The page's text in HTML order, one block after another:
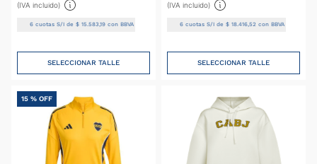
(IVA incluido)
6 cuotas S/I de$ 15.583,19 con BBVA
SELECCIONAR TALLE
(IVA incluido)
6cuotas S/I de $ 18.416,52con BBVA
SELECCIONAR TALLE
15 % OFF